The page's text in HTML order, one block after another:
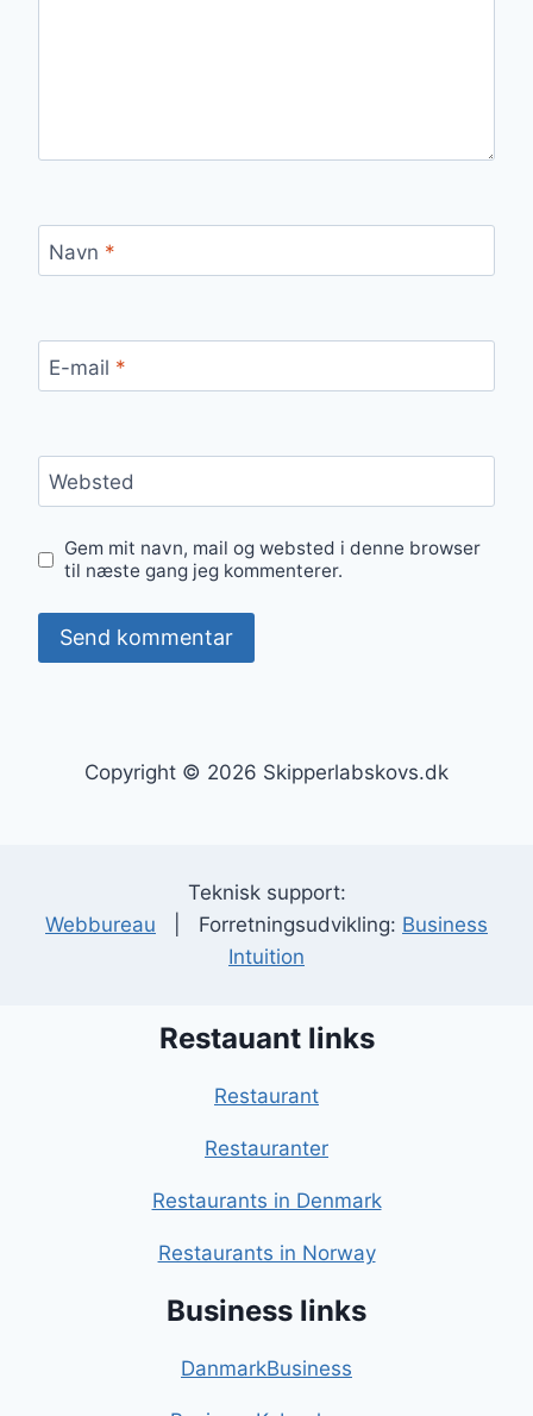
Navn *
E-mail *
Websted
Gem mit navn, mail og websted i denne browser
til næste gang jeg kommenterer.
Copyright © 2026 Skipperlabskovs.dk
Teknisk support:
Webbureau | Forretningsudvikling: Business
Intuition
Restauant links
Restaurant
Restauranter
Restaurants in Denmark
Restaurants in Norway
Business links
DanmarkBusiness